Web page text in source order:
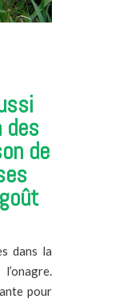
des
de
dans la
pour